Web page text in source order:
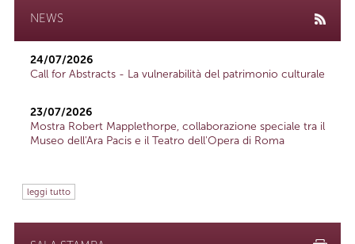
NEWS
24/07/2026
Call for Abstracts - La vulnerabilità del patrimonio culturale
23/07/2026
Mostra Robert Mapplethorpe, collaborazione speciale tra il
Museo dell'Ara Pacis e il Teatro dell'Opera di Roma
leggi tutto